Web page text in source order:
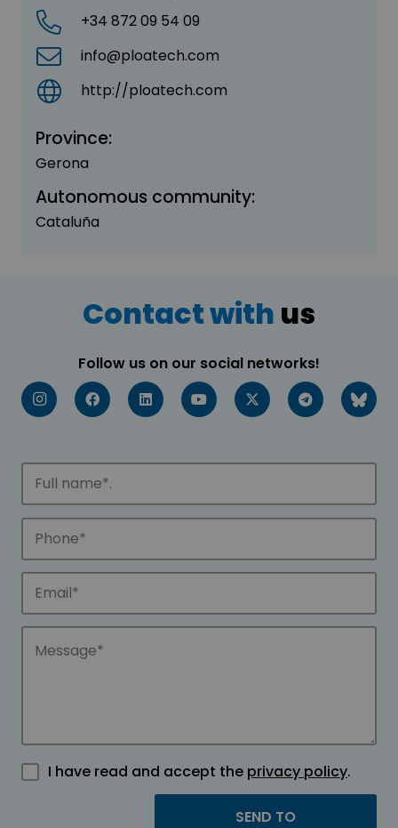
+34 872 09 54 09
info@ploatech.com
http://ploatech.com
Province:
Gerona
Autonomous community:
Cataluña
Contact with us
Follow us on our social networks!
I have read and accept the privacy policy.